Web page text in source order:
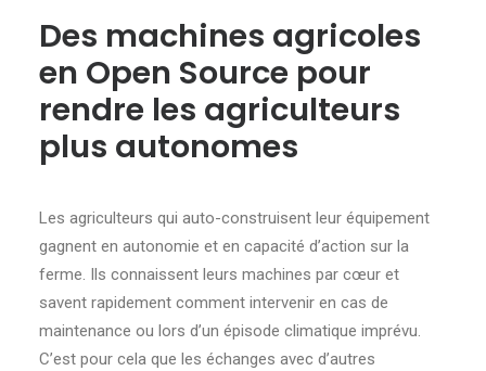
Des machines agricoles
en Open Source pour
rendre les agriculteurs
plus autonomes
Les agriculteurs qui auto-construisent leur équipement
gagnent en autonomie et en capacité d’action sur la
ferme. Ils connaissent leurs machines par cœur et
savent rapidement comment intervenir en cas de
maintenance ou lors d’un épisode climatique imprévu.
C’est pour cela que les échanges avec d’autres